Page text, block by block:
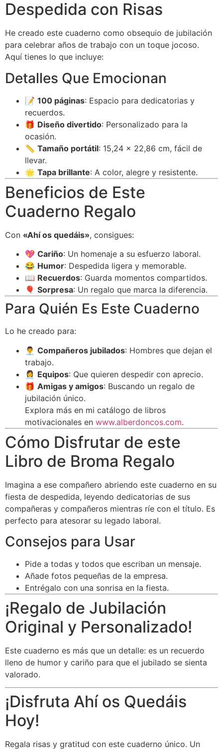
Despedida con Risas
He creado este cuaderno como obsequio de jubilación
para celebrar años de trabajo con un toque jocoso.
Aquí tienes lo que incluye:
Detalles Que Emocionan
📝 100 páginas: Espacio para dedicatorias y
recuerdos.
🎁 Diseño divertido: Personalizado para la
ocasión.
📏 Tamaño portátil: 15,24 x 22,86 cm, fácil de
llevar.
🌟 Tapa brillante: A color, alegre y resistente.
Beneficios de Este
Cuaderno Regalo
Con «Ahí os quedáis», consigues:
💖 Cariño: Un homenaje a su esfuerzo laboral.
😂 Humor: Despedida ligera y memorable.
📖 Recuerdos: Guarda momentos compartidos.
🎈 Sorpresa: Un regalo que marca la diferencia.
Para Quién Es Este Cuaderno
Lo he creado para:
👨‍💼 Compañeros jubilados: Hombres que dejan el
trabajo.
👩‍💼 Equipos: Que quieren despedir con aprecio.
🎁 Amigas y amigos: Buscando un regalo de
jubilación único.
Explora más en mi catálogo de libros
motivacionales en www.alberdoncos.com.
Cómo Disfrutar de este
Libro de Broma Regalo
Imagina a ese compañero abriendo este cuaderno en su
fiesta de despedida, leyendo dedicatorias de sus
compañeras y compañeros mientras ríe con el título. Es
perfecto para atesorar su legado laboral.
Consejos para Usar
Pide a todas y todos que escriban un mensaje.
Añade fotos pequeñas de la empresa.
Entrégalo con una sonrisa en la fiesta.
¡Regalo de Jubilación
Original y Personalizado!
Este cuaderno es más que un detalle: es un recuerdo
lleno de humor y cariño para que el jubilado se sienta
valorado.
¡Disfruta Ahí os Quedáis
Hoy!
Regala risas y gratitud con este cuaderno único. Un